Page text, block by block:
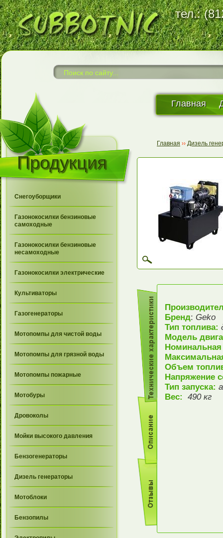
тел.:
Главная
Продукция
Снегоуборщики
Газонокосилки бензиновые
самоходные
Газонокосилки бензиновые
несамоходные
Газонокосилки электрические
Культиваторы
Газогенераторы
Мотопомпы для чистой воды
Мотопомпы для грязной воды
Мотопомпы пожарные
Мотобуры
Дровоколы
Мойки высокого давления
Бензогенераторы
Дизель генераторы
Мотоблоки
Бензопилы
Главная ›› Дизель
Бренд: Geko
Тип топлива:
Модель
Объем
Напряжение
Тип запуска:
Вес: 490 кг